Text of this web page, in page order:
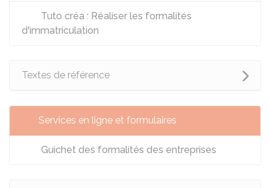
Tuto créa : Réaliser les formalités
d'immatriculation
Textes de référence
Services en ligne et formulaires
Guichet des formalités des entreprises